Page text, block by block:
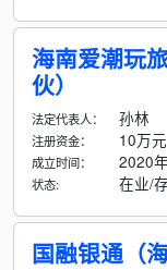
海南爱潮玩
伙）
法定代表人： 孙林
注册资金： 10万元
成立时间： 2020
状态: 在业/
国融银通（